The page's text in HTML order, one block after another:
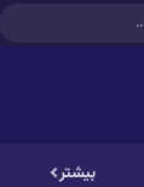
بیشتر